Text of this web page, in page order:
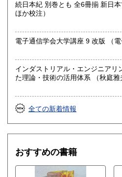
続日本紀 別巻とも 全6冊揃 新日本古典文学大系 （青木和夫
ほか校注）
電子通
インダストリアル・エンジニアリ
た理論・技術の活用体
全ての新着情報
おすすめの書籍